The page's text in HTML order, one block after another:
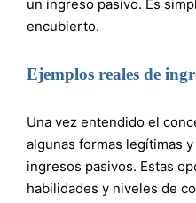
un ingreso pasivo. Es
encubierto.
Ejemplos reales de
Una vez entendido el
algunas formas legítimas
ingresos pasivos. Estas
habilidades y niveles de